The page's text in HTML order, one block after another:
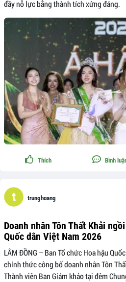
đầy nỗ lực bằng thành tích xứng đáng.
Thích Bình
trunghoang
Doanh nhân Tôn Thất Khải
Quốc dân Việt Nam 2026
LÂM ĐỒNG – Ban Tổ chức Hoa hậu
chính thức công bố doanh nhân Tôn
Thành viên Ban Giám khảo tại đêm